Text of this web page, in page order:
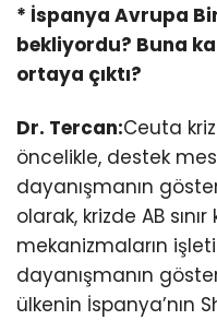
* İspanya Avrupa
bekliyordu? Buna
ortaya çıktı?
Dr. Tercan:Ceuta
öncelikle, destek
dayanışmanın
olarak, krizde AB
mekanizmaların
dayanışmanın
ülkenin İspanya’nın